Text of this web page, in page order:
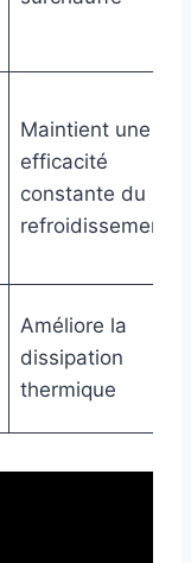
Maintient une
efficacité
constante du
refroidissement
Améliore la
dissipation
thermique